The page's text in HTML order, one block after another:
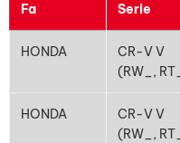
Fa Serie
HONDA
CR-V V
(RW_,
HONDA
CR-V V
(RW_,